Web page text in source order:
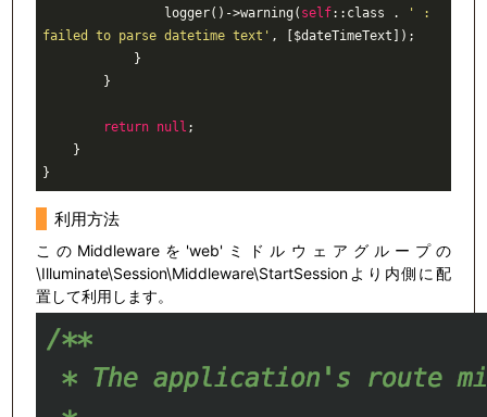
                logger()->warning(
self::class .
' :
failed to parse datetime text' , [$dateTimeText]);
return null ;
}
利用方法
このMiddlewareを'web'ミドルウェアグループの
\Illuminate\Session\Middleware\StartSessionより内側に配
置して利用します。